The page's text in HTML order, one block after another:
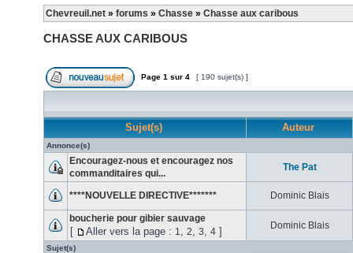
Chevreuil.net » forums » Chasse » Chasse aux caribous
CHASSE AUX CARIBOUS
Page 1 sur 4 [ 190 sujet(s) ]
Sujet(s) Auteur
Annonce(s)
Encouragez-nous et encouragez nos
commanditaires qui...
The Pat
****NOUVELLE DIRECTIVE******* Dominic Blais
boucherie pour gibier sauvage
[ Aller vers la page : 1, 2, 3, 4 ] Dominic Blais
Sujet(s)